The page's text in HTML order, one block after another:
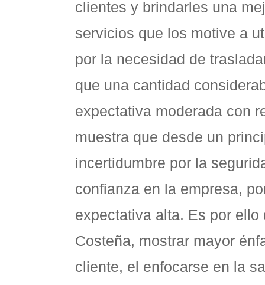
clientes y brindarles una
servicios que los motive a
por la necesidad de
que una cantidad
expectativa moderada con
muestra que desde un
incertidumbre por la
confianza en la empresa,
expectativa alta. Es por
Costeña, mostrar mayor
cliente, el enfocarse en la